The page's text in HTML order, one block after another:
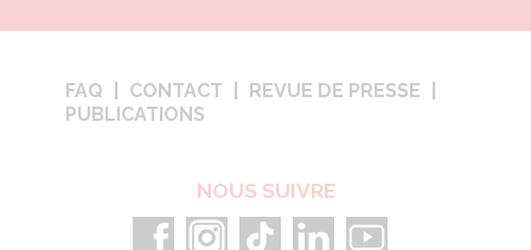
FAQ CONTACT
REVUE DE PRESSE
PUBLICATIONS
NOUS SUIVRE